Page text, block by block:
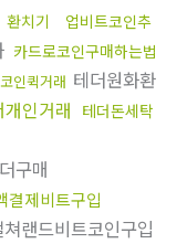
환치기
업비트코인추
카드로코인구매하는법
인퀵거래 테더원화환
개인거래 테더돈세탁
구매
결제비트구입
쳐랜드비트코인구입